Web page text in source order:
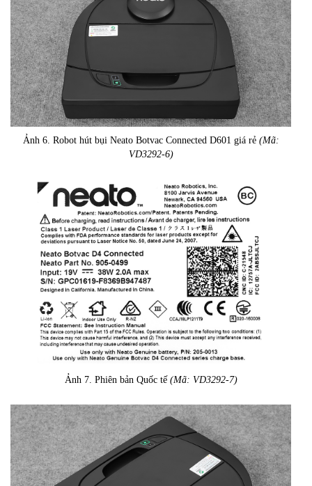
Ảnh 6. Robot hút bụi Neato Botvac Connected D601 giá rẻ (Mã:
VD3292-6)
Ảnh 7. Phiên bản Quốc tế (Mã: VD3292-7)